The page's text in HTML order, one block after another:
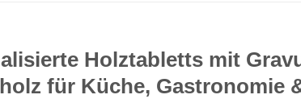
Holztabletts mit
für Küche, Gastronomie